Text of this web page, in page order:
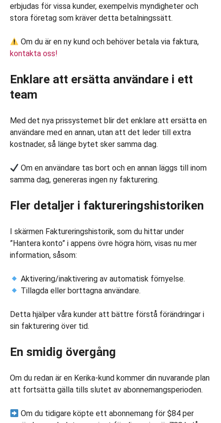
erbjudas för vissa kunder, exempelvis myndigheter och
stora företag som kräver detta betalningssätt.
Om du är en ny kund och behöver betala via faktura,
kontakta oss!
Enklare att ersätta användare i ett
team
Med det nya prissystemet blir det enklare att ersätta en
användare med en annan, utan att det leder till extra
kostnader, så länge bytet sker samma dag.
Om en användare tas bort och en annan läggs till inom
samma dag, genereras ingen ny fakturering.
Fler detaljer i faktureringshistoriken
I skärmen Faktureringshistorik, som du hittar under
”Hantera konto” i appens övre högra hörn, visas nu mer
information, såsom:
Aktivering/inaktivering av automatisk förnyelse.
Tillagda eller borttagna användare.
Detta hjälper våra kunder att bättre förstå förändringar i
sin fakturering över tid.
En smidig övergång
Om du redan är en Kerika-kund kommer din nuvarande plan
att fortsätta gälla tills slutet av abonnemangsperioden.
Om du tidigare köpte ett abonnemang för $84 per